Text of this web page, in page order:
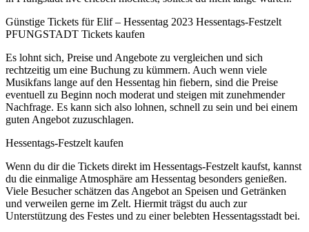
Günstige Tickets für Elif – Hessentag 2023 Hessentags-Festzelt
PFUNGSTADT Tickets kaufen
Es lohnt sich, Preise und Angebote zu vergleichen und sich
rechtzeitig um eine Buchung zu kümmern. Auch wenn viele
Musikfans lange auf den Hessentag hin fiebern, sind die Preise
eventuell zu Beginn noch moderat und steigen mit zunehmender
Nachfrage. Es kann sich also lohnen, schnell zu sein und bei einem
guten Angebot zuzuschlagen.
Hessentags-Festzelt kaufen
Wenn du dir die Tickets direkt im Hessentags-Festzelt kaufst, kannst
du die einmalige Atmosphäre am Hessentag besonders genießen.
Viele Besucher schätzen das Angebot an Speisen und Getränken
und verweilen gerne im Zelt. Hiermit trägst du auch zur
Unterstützung des Festes und zu einer belebten Hessentagsstadt bei.